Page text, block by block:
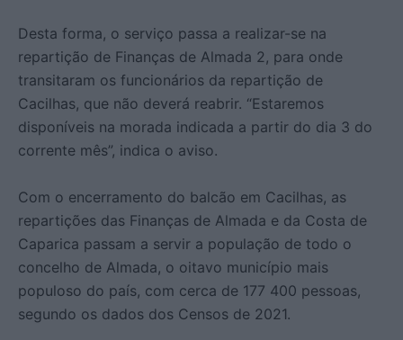
Desta forma, o serviço passa a realizar-se na
repartição de Finanças de Almada 2, para onde
transitaram os funcionários da repartição de
Cacilhas, que não deverá reabrir. “Estaremos
disponíveis na morada indicada a partir do dia 3 do
corrente mês”, indica o aviso.
Com o encerramento do balcão em Cacilhas, as
repartições das Finanças de Almada e da Costa de
Caparica passam a servir a população de todo o
concelho de Almada, o oitavo município mais
populoso do país, com cerca de 177 400 pessoas,
segundo os dados dos Censos de 2021.